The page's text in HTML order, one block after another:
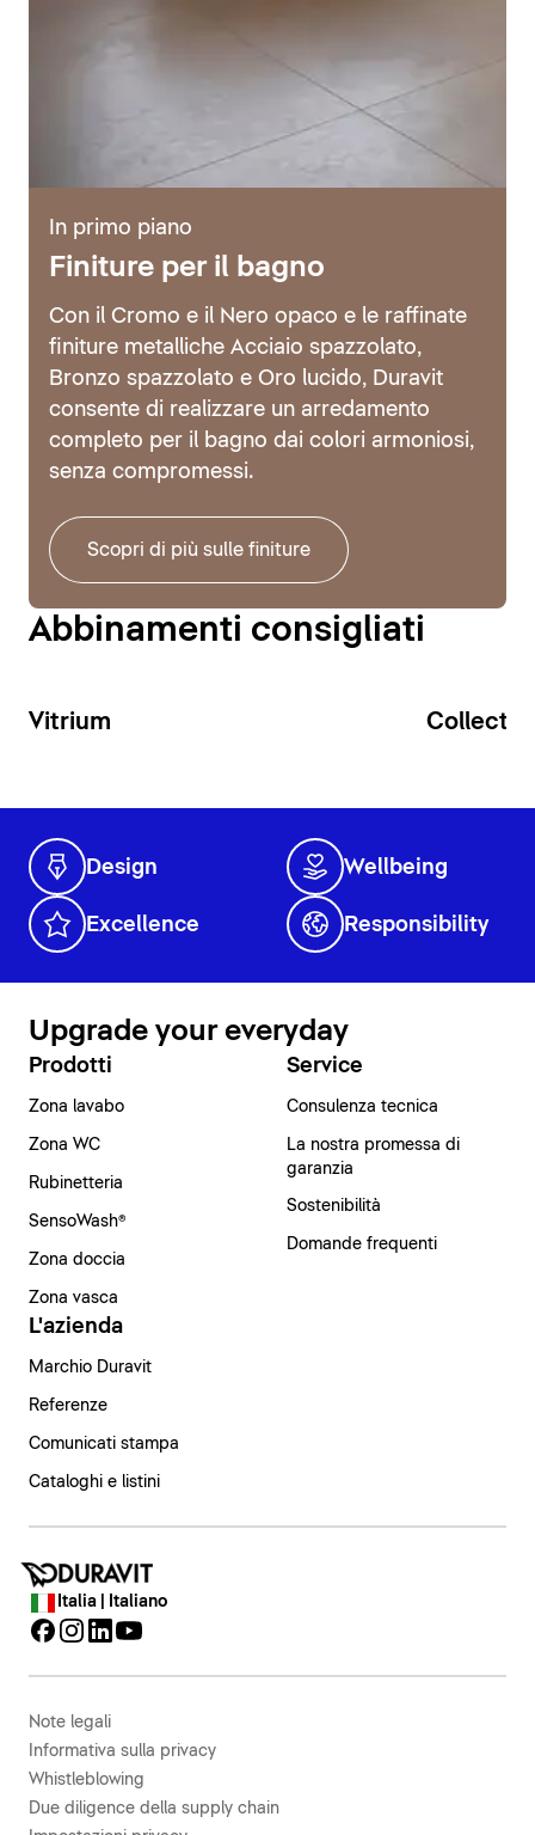
In primo piano
Finiture per il bagno
Con il Cromo e il Nero opaco e le raffinate
finiture metalliche Acciaio spazzolato,
Bronzo spazzolato e Oro lucido, Duravit
consente di realizzare un arredamento
completo per il bagno dai colori armoniosi,
senza compromessi.
Scopri di più sulle finiture
Abbinamenti consigliati
Vitrium
Design Wellbeing
Excellence Responsibility
Upgrade your everyday
Prodotti
Zona lavabo
Zona WC
Rubinetteria
SensoWash®
Zona doccia
Zona vasca
Service
Consulenza tecnica
La nostra promessa di
garanzia
Sostenibilità
Domande frequenti
L'azienda
Marchio Duravit
Referenze
Comunicati stampa
Cataloghi e listini
Italia | Italiano
Note legali
Informativa sulla privacy
Whistleblowing
Due diligence della supply chain